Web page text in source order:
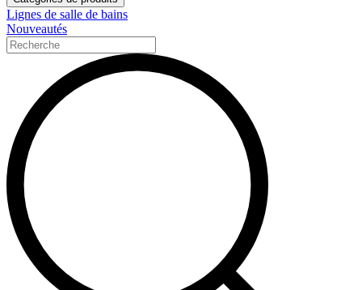
Lignes de salle de bains
Nouveautés